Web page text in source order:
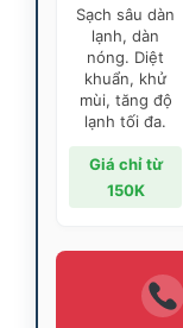
Sạch sâu dàn
lạnh, dàn
nóng. Diệt
khuẩn, khử
mùi, tăng độ
lạnh tối đa.
Giá chỉ từ
150K